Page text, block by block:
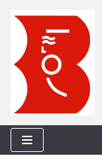
Skocz
do
treści